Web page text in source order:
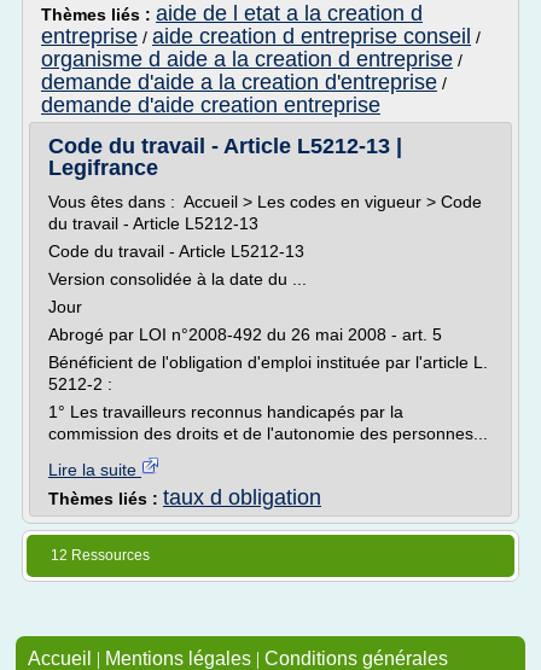
Thèmes liés : aide de l etat a la creation d
entreprise / aide creation d entreprise conseil /
organisme d aide a la creation d entreprise /
demande d'aide a la creation d'entreprise /
demande d'aide creation entreprise
Code du travail - Article L5212-13 |
Legifrance
Vous êtes dans : Accueil > Les codes en vigueur > Code
du travail - Article L5212-13
Code du travail - Article L5212-13
Version consolidée à la date du ...
Jour
Abrogé par LOI n°2008-492 du 26 mai 2008 - art. 5
Bénéficient de l'obligation d'emploi instituée par l'article L.
5212-2 :
1° Les travailleurs reconnus handicapés par la
commission des droits et de l'autonomie des personnes...
Lire la suite
Thèmes liés : taux d obligation
12 Ressources
Accueil | Mentions légales | Conditions générales